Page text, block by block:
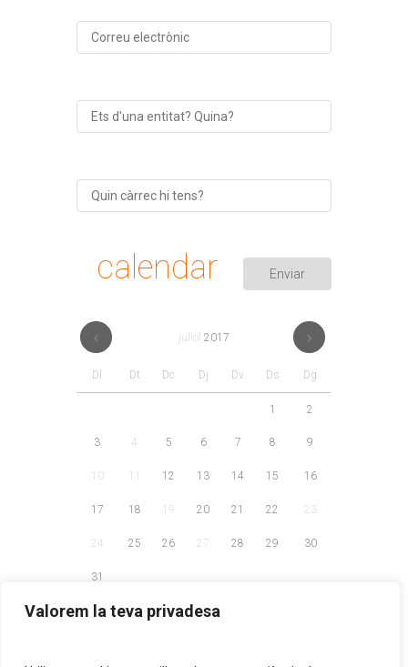
Valorem la teva privadesa
calendar
juliol 2017
Dl Dt Dc Dj Dv Ds Dg
1 2
3 4 5 6 7 8 9
10 12 13 14 15 16
17 18 19 20 21 22 23
24 25 26 27 28 29 30
31